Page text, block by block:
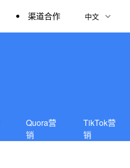
渠道合作
Quora营
销
TikTok营
销